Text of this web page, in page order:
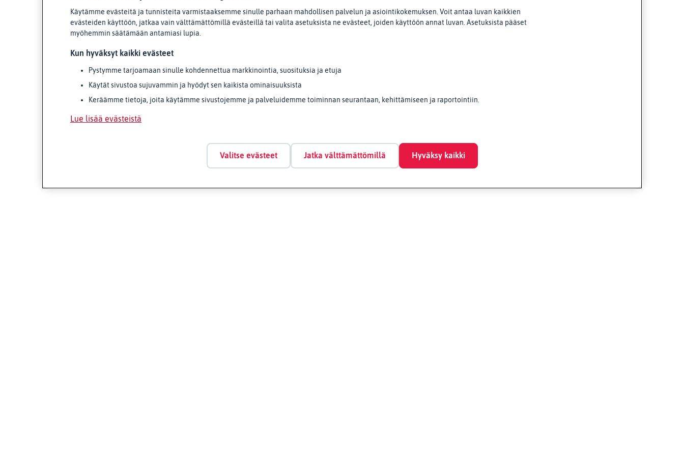
Käytämme evästeitä ja tunnisteita varmistaaksemme sinulle parhaan mahdollisen palvelun ja asiointikokemuksen. Voit antaa luvan kaikkien
evästeiden käyttöön, jatkaa vain välttämättömillä evästeillä tai valita asetuksista ne evästeet, joiden käyttöön annat luvan. Asetuksista pääset
myöhemmin säätämään antamiasi lupia.
Kun hyväksyt kaikki evästeet
Pystymme tarjoamaan sinulle kohdennettua markkinointia, suosituksia ja etuja
Käytät sivustoa sujuvammin ja hyödyt sen kaikista ominaisuuksista
Keräämme tietoja, joita käytämme sivustojemme ja palveluidemme toiminnan seurantaan, kehittämiseen ja raportointiin.
Lue lisää evästeistä
Valitse evästeet Jatka välttämättömillä Hyväksy kaikki